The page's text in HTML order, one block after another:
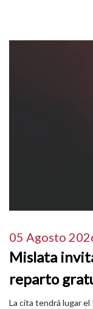
05 Agosto
Mislata
reparto
La cita tendrá lugar el